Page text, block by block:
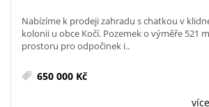
Nabízíme k prodeji zahradu s chatkou v
kolonii u obce Kočí. Pozemek o výměře 521
prostoru pro odpočinek i..
650 000 Kč